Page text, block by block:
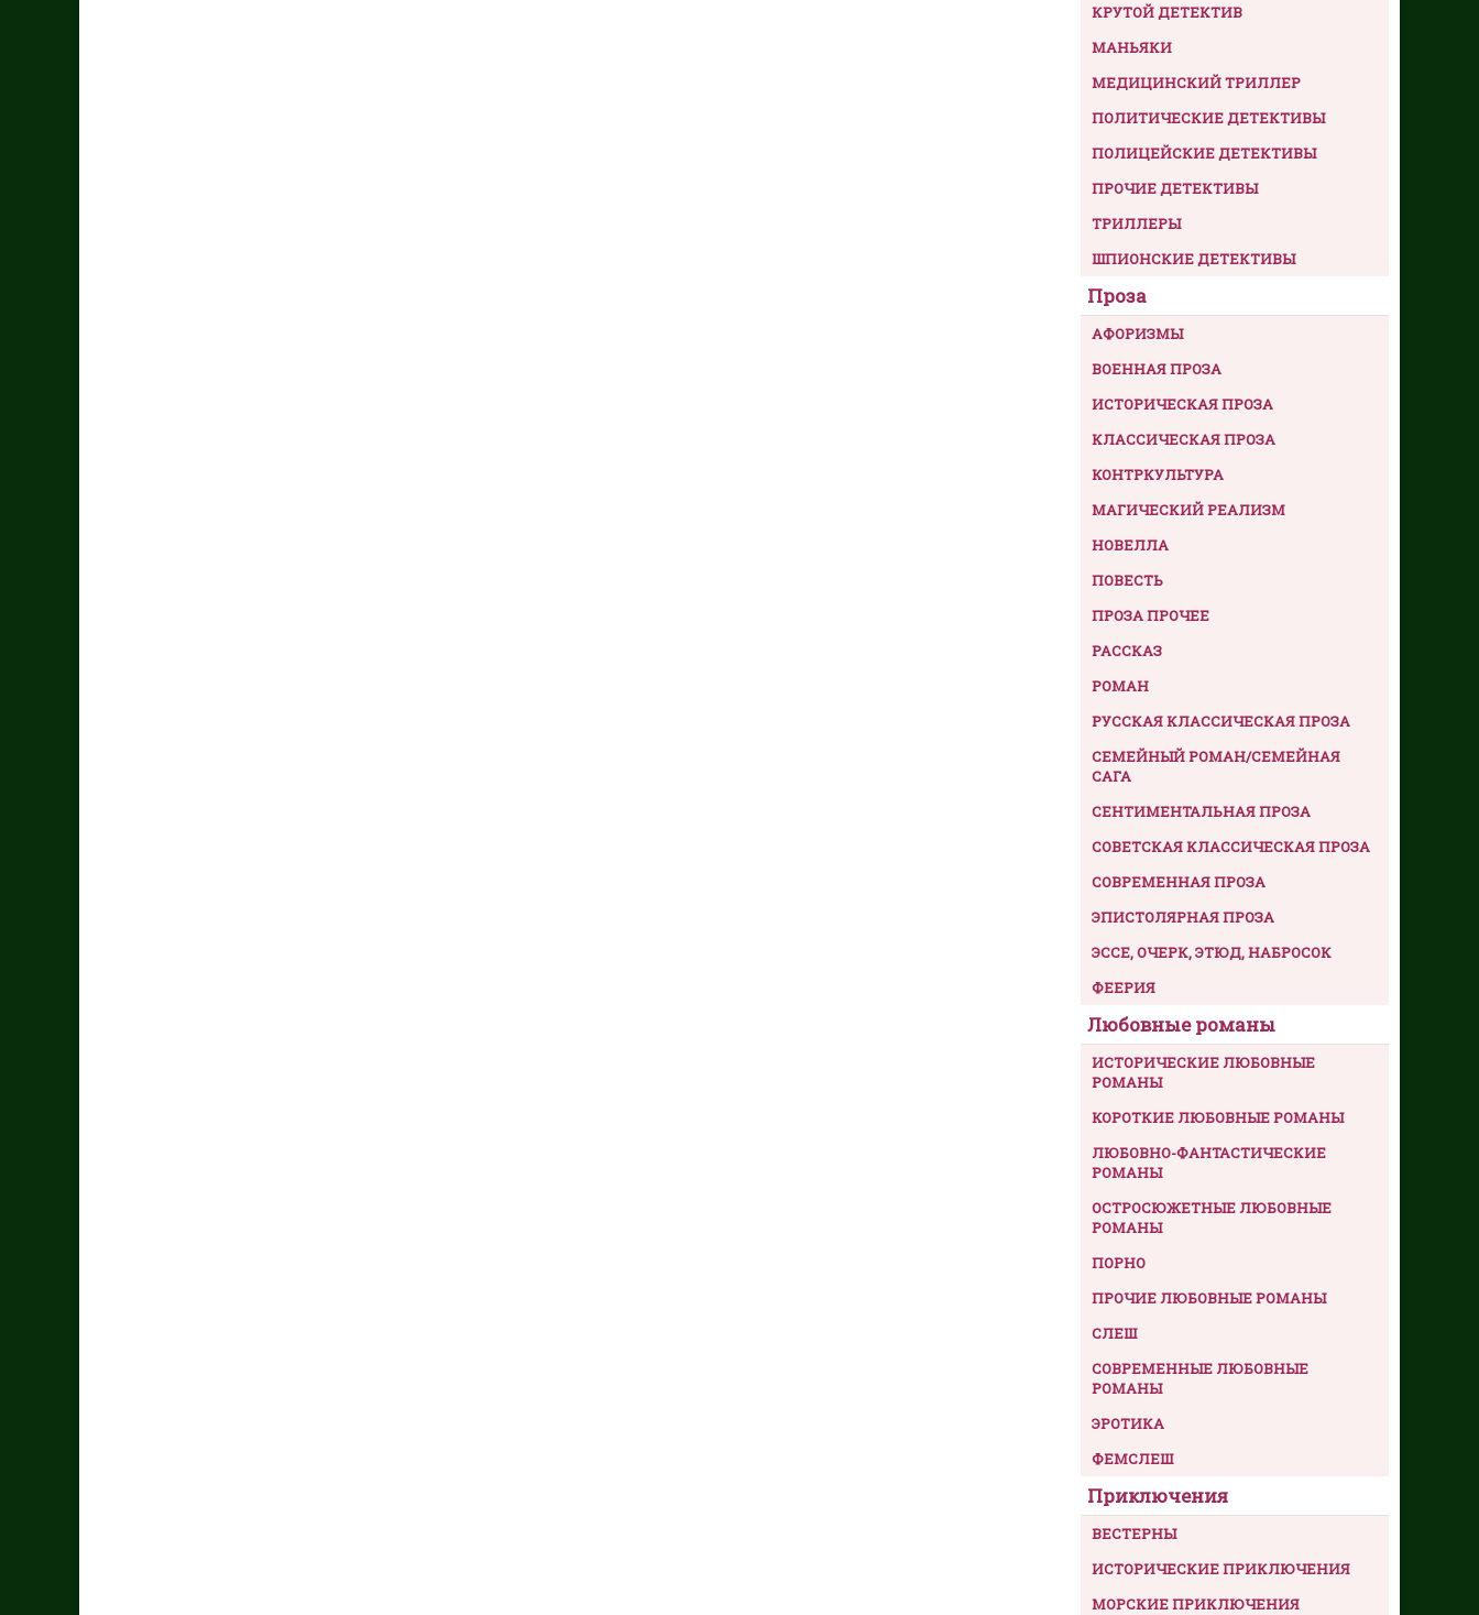
КРУТОЙ ДЕТЕКТИВ
МАНЬЯКИ
МЕДИЦИНСКИЙ ТРИЛЛЕР
ПОЛИТИЧЕСКИЕ ДЕТЕКТИВЫ
ПОЛИЦЕЙСКИЕ ДЕТЕКТИВЫ
ПРОЧИЕ ДЕТЕКТИВЫ
ТРИЛЛЕРЫ
ШПИОНСКИЕ ДЕТЕКТИВЫ
Проза
АФОРИЗМЫ
ВОЕННАЯ ПРОЗА
ИСТОРИЧЕСКАЯ ПРОЗА
КЛАССИЧЕСКАЯ ПРОЗА
КОНТРКУЛЬТУРА
МАГИЧЕСКИЙ РЕАЛИЗМ
НОВЕЛЛА
ПОВЕСТЬ
ПРОЗА ПРОЧЕЕ
РАССКАЗ
РОМАН
РУССКАЯ КЛАССИЧЕСКАЯ ПРОЗА
СЕМЕЙНЫЙ РОМАН/СЕМЕЙНАЯ
САГА
СЕНТИМЕНТАЛЬНАЯ ПРОЗА
СОВЕТСКАЯ КЛАССИЧЕСКАЯ ПРОЗА
СОВРЕМЕННАЯ ПРОЗА
ЭПИСТОЛЯРНАЯ ПРОЗА
ЭССЕ, ОЧЕРК, ЭТЮД, НАБРОСОК
ФЕЕРИЯ
Любовные романы
ИСТОРИЧЕСКИЕ ЛЮБОВНЫЕ
РОМАНЫ
КОРОТКИЕ ЛЮБОВНЫЕ РОМАНЫ
ЛЮБОВНО-ФАНТАСТИЧЕСКИЕ
РОМАНЫ
ОСТРОСЮЖЕТНЫЕ ЛЮБОВНЫЕ
РОМАНЫ
ПОРНО
ПРОЧИЕ ЛЮБОВНЫЕ РОМАНЫ
СЛЕШ
СОВРЕМЕННЫЕ ЛЮБОВНЫЕ
РОМАНЫ
ЭРОТИКА
ФЕМСЛЕШ
Приключения
ВЕСТЕРНЫ
ИСТОРИЧЕСКИЕ ПРИКЛЮЧЕНИЯ
МОРСКИЕ ПРИКЛЮЧЕНИЯ